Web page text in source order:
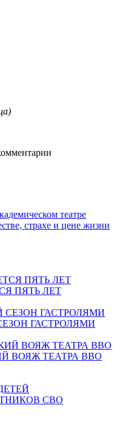
театре
страхе и цене жизни
ПЯТЬ ЛЕТ
ГАСТРОЛЯМИ
ВОЯЖ ТЕАТРА ВВО
СВО